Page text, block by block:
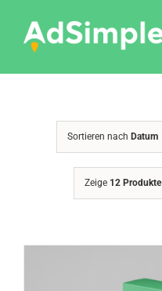
content
Pressemitteilungen
Shop
Sortieren nach Datum
Zeige 12 Produkte